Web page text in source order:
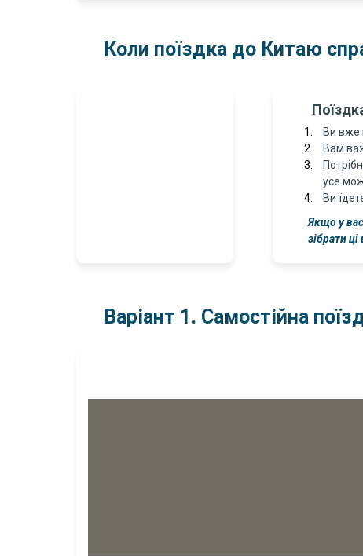
Коли поїздка до Китаю
Ви вже
Вам
усе
Ви
Якщо у
зібрати
Варіант 1. Самостійна